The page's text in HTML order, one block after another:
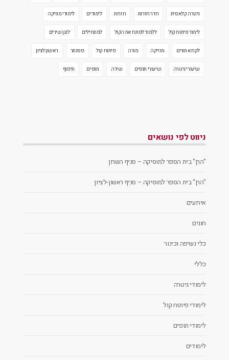
גיטרה קלאסית חדר חזרות חזרות לימודים לימודי מוזיקה
לימוד פיתוח קול ללמוד לפתח את הקול למתחילים לנגן שירים
לקרוא תווים מוזיקה מורה פיתוח קול פסנתר ראשון לציון
שיעורי גיטרה שיעורי תופים שירה תופים תיפוף
ניווט לפי נושאים
"הרן" בית הספר למוסיקה – סניף השרון
"הרן" בית הספר למוסיקה – סניף ראשון-לציון
אירועים
חוגים
כלי נשיפה וכינור
כללי
לימודי גיטרה
לימודי פיתוח קול
לימודי תופים
לימודים